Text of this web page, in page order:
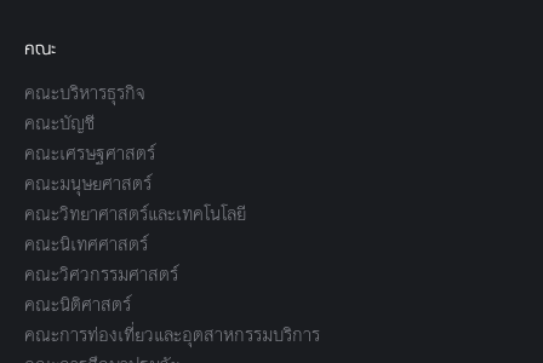
คณะ
คณะบริหารธุรกิจ
คณะบัญชี
คณะเศรษฐศาสตร์
คณะมนุษยศาสตร์
คณะวิทยาศาสตร์และเทคโนโลยี
คณะนิเทศศาสตร์
คณะวิศวกรรมศาสตร์
คณะนิติศาสตร์
คณะการท่องเที่ยวและอุตสาหกรรมบริการ